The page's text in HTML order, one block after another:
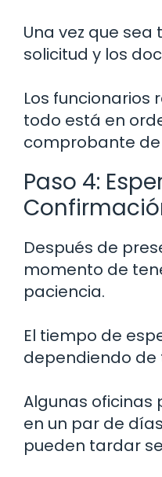
Una vez que
solicitud y los
Los funcionarios
todo está en
comprobante de
Paso 4:
Después de
momento de
paciencia.
El tiempo de
dependiendo de
Algunas oficinas
en un par de
pueden tardar